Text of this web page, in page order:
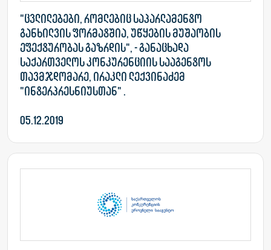
"ცვლილებები, რომლებიც საპარლამენტო
განხილვის ფორმატშია, უწყების მუშაობის
ეფექტურობას გაზრდის", - განაცხადა
საქართველოს კონკურენციის სააგენტოს
თავმჯდომარე, ირაკლი ლექვინაძემ
"ინტერპრესნიუსთან" .
05.12.2019